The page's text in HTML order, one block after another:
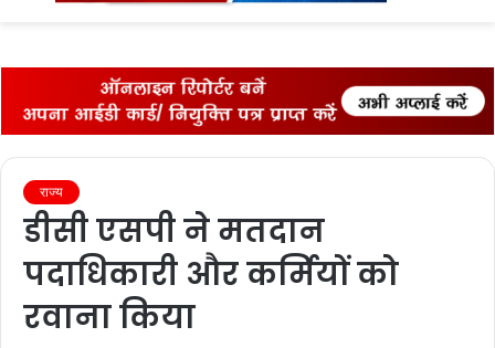
राज्‍य
डीसी एसपी ने मतदान
पदाधिकारी और कर्मियों को
रवाना किया